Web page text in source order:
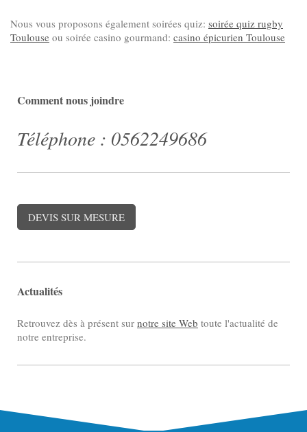
Nous vous proposons également soirées quiz: soirée quiz rugby
Toulouse ou soirée casino gourmand: casino épicurien Toulouse
Comment nous joindre
Téléphone : 0562249686
DEVIS SUR MESURE
Actualités
Retrouvez dès à présent sur notre site Web toute l'actualité de
notre entreprise.